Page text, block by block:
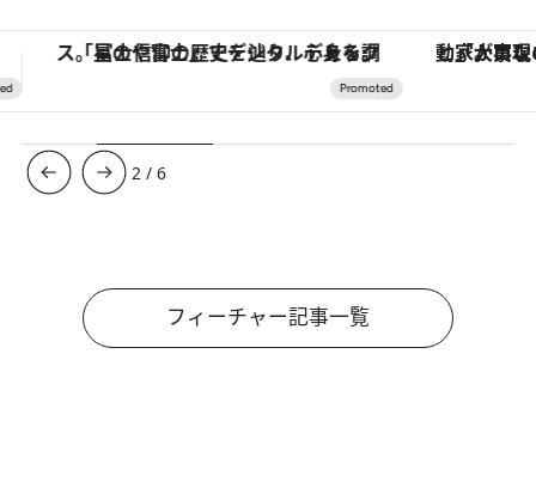
「大事なのは地域の意識を変えること」。ロレックス賞受賞の自然保護活動家が実現させたナイジェリアの自然環境の復活 【夏限定ディナーコース】旬を
3 /6
フィーチャー記事一覧